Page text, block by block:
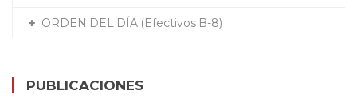
ORDEN DEL DÍA (Efectivos B-8)
PUBLICACIONES